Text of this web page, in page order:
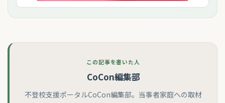
この記事を書いた人
CoCon編集部
不登校支援ポータルCoCon編集部。当事者家庭への取材